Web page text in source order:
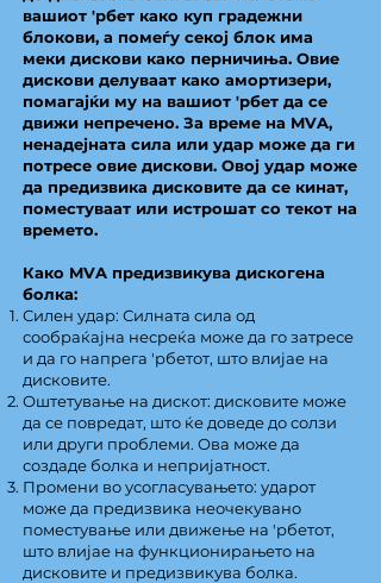
вашиот 'рбет како куп градежни
блокови, а помеѓу секој блок има
меки дискови како перничиња. Овие
дискови делуваат како амортизери,
помагајќи му на вашиот 'рбет да се
движи непречено. За време на MVA,
ненадејната сила или удар може да ги
потресе овие дискови. Овој удар може
да предизвика дисковите да се кинат,
поместуваат или истрошат со текот на
времето.
Како MVA предизвикува дискогена
болка:
Силен удар: Силната сила од
сообраќајна несреќа може да го затресе
и да го напрега 'рбетот, што влијае на
дисковите.
Оштетување на дискот: дисковите може
да се повредат, што ќе доведе до солзи
или други проблеми. Ова може да
создаде болка и непријатност.
Промени во усогласувањето: ударот
може да предизвика неочекувано
поместување или движење на 'рбетот,
што влијае на функционирањето на
дисковите и предизвикува болка.